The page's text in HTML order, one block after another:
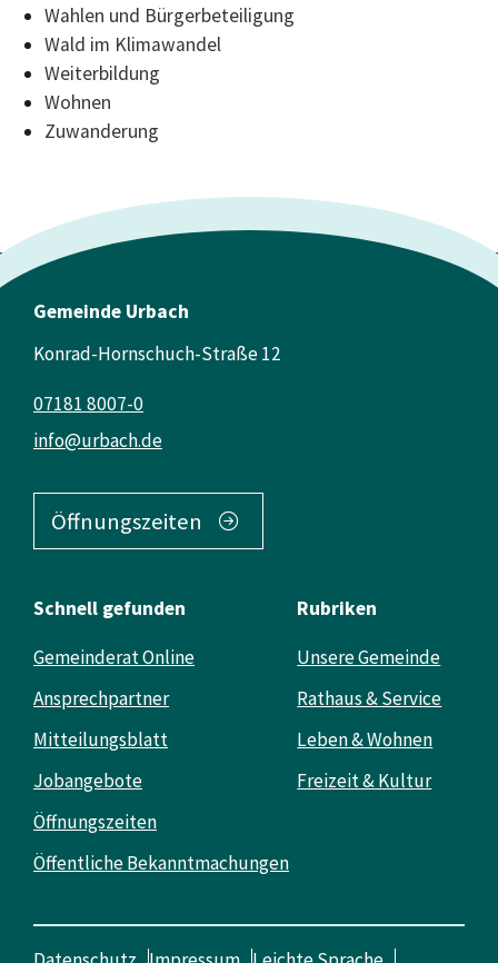
Wahlen und Bürgerbeteiligung
Wald im Klimawandel
Weiterbildung
Wohnen
Zuwanderung
Gemeinde Urbach
Konrad-Hornschuch-Straße 12
info@urbach.de
07181 8007-0
Öffnungszeiten
Schnell gefunden
Gemeinderat Online
Ansprechpartner
Mitteilungsblatt
Jobangebote
Öffnungszeiten
Öffentliche Bekanntmachungen
Rubriken
Unsere Gemeinde
Rathaus & Service
Leben & Wohnen
Freizeit & Kultur